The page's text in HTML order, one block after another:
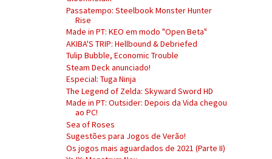
Passatempo: Steelbook Monster Hunter
Rise
Made in PT: KEO em modo "Open Beta"
AKIBA'S TRIP: Hellbound & Debriefed
Tulip Bubble, Economic Trouble
Steam Deck anunciado!
Especial: Tuga Ninja
The Legend of Zelda: Skyward Sword HD
Made in PT: Outsider: Depois da Vida chegou
ao PC!
Sea of Roses
Sugestões para Jogos de Verão!
Os jogos mais aguardados de 2021 (Parte II)